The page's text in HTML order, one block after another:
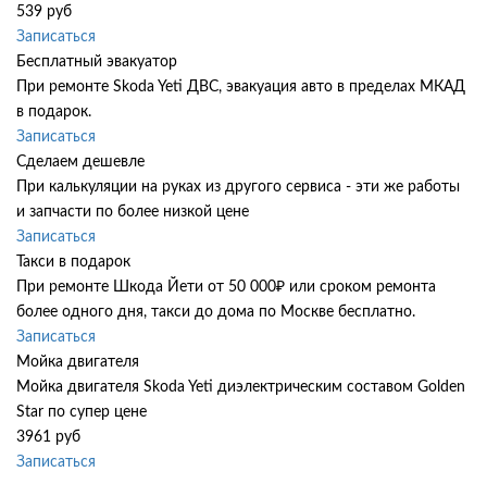
539 руб
Записаться
Бесплатный эвакуатор
При ремонте Skoda Yeti ДВС, эвакуация авто в пределах МКАД
в подарок.
Записаться
Сделаем дешевле
При калькуляции на руках из другого сервиса - эти же работы
и запчасти по более низкой цене
Записаться
Такси в подарок
При ремонте Шкода Йети от 50 000₽ или сроком ремонта
более одного дня, такси до дома по Москве бесплатно.
Записаться
Мойка двигателя
Мойка двигателя Skoda Yeti диэлектрическим составом Golden
Star по супер цене
3961 руб
Записаться